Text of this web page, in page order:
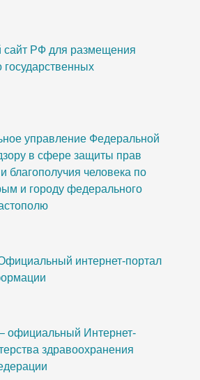
РФ для размещения
управление Федеральной
в сфере защиты прав
благополучия человека по
и городу федерального
интернет-портал
официальный Интернет-
здравоохранения